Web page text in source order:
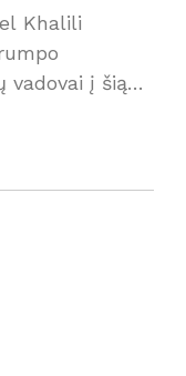
Khalili
vadovai į šią